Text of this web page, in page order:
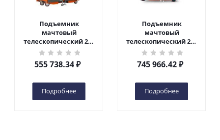
Подъемник
мачтовый
телескопический 200
кг 6 м TOR GTWY6-200S
DC 2-мачтовый
(автономный) (G) в
555 738.34₽
Подробнее
Подъемник
мачтовый
телескопический 200
кг 10 м TOR GTWY10-
200S DC 2-мачтовый
(автономный) (N) в
745 966.42₽
Подробнее